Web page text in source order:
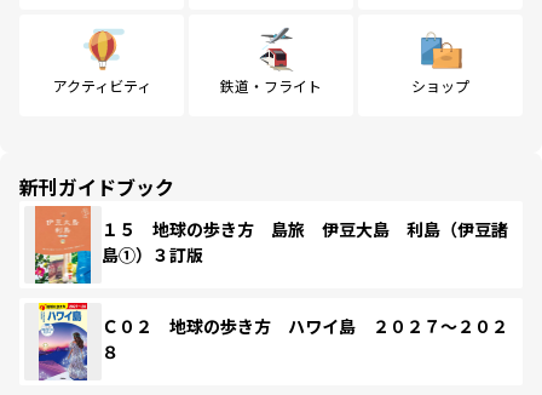
アクティビティ 鉄道・フライト ショップ
新刊ガイドブック
１５ 地球の歩き方 島旅 伊豆大島 利島（伊豆諸
島①）３訂版
Ｃ０２ 地球の歩き方 ハワイ島 ２０２７～２０２
８